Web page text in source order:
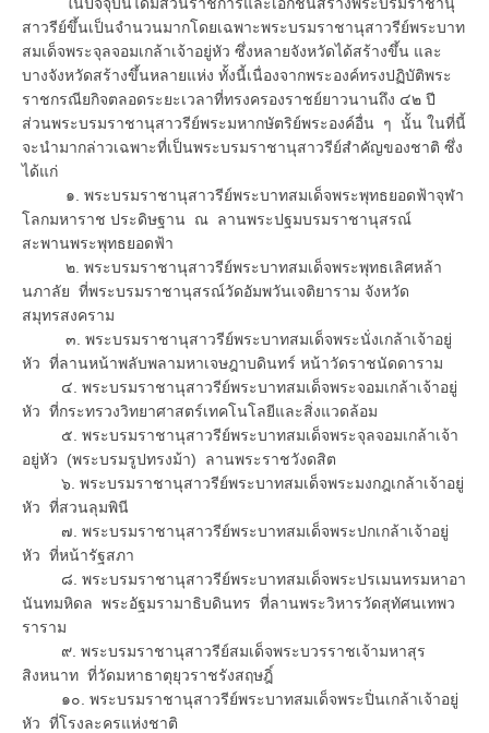
สาวรีย์ขึ้นเป็นจำนวนมากโดยเฉพาะพระบรมราชานุสาวรีย์พระบาท
สมเด็จพระจุลจอมเกล้าเจ้าอยู่หัว ซึ่งหลายจังหวัดได้สร้างขึ้น และ
บางจังหวัดสร้างขึ้นหลายแห่ง ทั้งนี้เนื่องจากพระองค์ทรงปฏิบัติพระ
ราชกรณียกิจตลอดระยะเวลาที่ทรงครองราชย์ยาวนานถึง ๔๒ ปี
ส่วนพระบรมราชานุสาวรีย์พระมหากษัตริย์พระองค์อื่น ๆ นั้น ในที่นี้
จะนำมากล่าวเฉพาะที่เป็นพระบรมราชานุสาวรีย์สำคัญของชาติ ซึ่ง
ได้แก่
๑. พระบรมราชานุสาวรีย์พระบาทสมเด็จพระพุทธยอดฟ้าจุฬา
โลกมหาราช ประดิษฐาน ณ ลานพระปฐมบรมราชานุสรณ์
สะพานพระพุทธยอดฟ้า
๒. พระบรมราชานุสาวรีย์พระบาทสมเด็จพระพุทธเลิศหล้า
นภาลัย ที่พระบรมราชานุสรณ์วัดอัมพวันเจติยาราม จังหวัด
สมุทรสงคราม
๓. พระบรมราชานุสาวรีย์พระบาทสมเด็จพระนั่งเกล้าเจ้าอยู่
หัว ที่ลานหน้าพลับพลามหาเจษฎาบดินทร์ หน้าวัดราชนัดดาราม
๔. พระบรมราชานุสาวรีย์พระบาทสมเด็จพระจอมเกล้าเจ้าอยู่
หัว ที่กระทรวงวิทยาศาสตร์เทคโนโลยีและสิ่งแวดล้อม
๕. พระบรมราชานุสาวรีย์พระบาทสมเด็จพระจุลจอมเกล้าเจ้า
อยู่หัว (พระบรมรูปทรงม้า) ลานพระราชวังดสิต
๖. พระบรมราชานุสาวรีย์พระบาทสมเด็จพระมงกฎเกล้าเจ้าอยู่
หัว ที่สวนลุมพินี
๗. พระบรมราชานุสาวรีย์พระบาทสมเด็จพระปกเกล้าเจ้าอยู่
หัว ที่หน้ารัฐสภา
๘. พระบรมราชานุสาวรีย์พระบาทสมเด็จพระปรเมนทรมหาอา
นันทมหิดล พระอัฐมรามาธิบดินทร ที่ลานพระวิหารวัดสุทัศนเทพว
ราราม
๙. พระบรมราชานุสาวรีย์สมเด็จพระบวรราชเจ้ามหาสุร
สิงหนาท ที่วัดมหาธาตุยุวราชรังสฤษฎิ์
๑๐. พระบรมราชานุสาวรีย์พระบาทสมเด็จพระปิ่นเกล้าเจ้าอยู่
หัว ที่โรงละครแห่งชาติ